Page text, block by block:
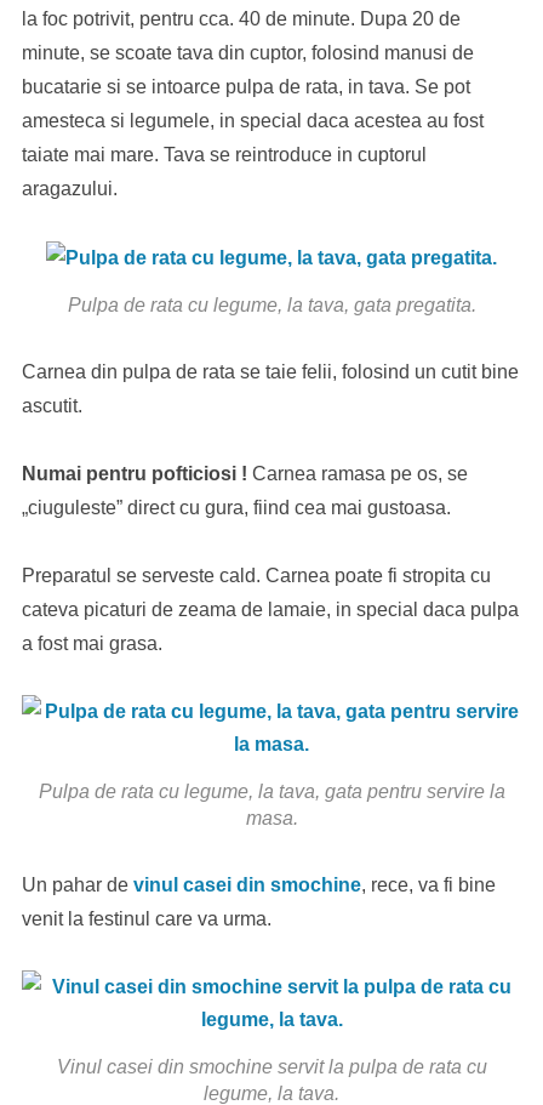
la foc potrivit, pentru cca. 40 de minute. Dupa 20 de
minute, se scoate tava din cuptor, folosind manusi de
bucatarie si se intoarce pulpa de rata, in tava. Se pot
amesteca si legumele, in special daca acestea au fost
taiate mai mare. Tava se reintroduce in cuptorul
aragazului.
Pulpa de rata cu legume, la tava, gata pregatita.
Carnea din pulpa de rata se taie felii, folosind un cutit bine
ascutit.
Numai pentru pofticiosi ! Carnea ramasa pe os, se
„ciuguleste” direct cu gura, fiind cea mai gustoasa.
Preparatul se serveste cald. Carnea poate fi stropita cu
cateva picaturi de zeama de lamaie, in special daca pulpa
a fost mai grasa.
Pulpa de rata cu legume, la tava, gata pentru servire la
masa.
Un pahar de vinul casei din smochine, rece, va fi bine
venit la festinul care va urma.
Vinul casei din smochine servit la pulpa de rata cu
legume, la tava.